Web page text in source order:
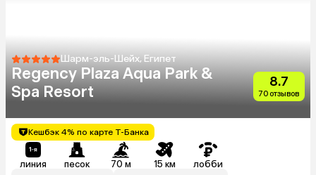
Шарм-эль-Шейх, Египет
Regency Plaza Aqua Park &
Spa Resort
8.7
70 отзывов
Кешбэк 4% по карте Т-Банка
линия песок 70 м 15 км лобби